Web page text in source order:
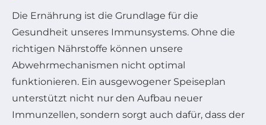
Die Ernährung ist die Grundlage für die
Gesundheit unseres Immunsystems. Ohne die
richtigen Nährstoffe können unsere
Abwehrmechanismen nicht optimal
funktionieren. Ein ausgewogener Speiseplan
unterstützt nicht nur den Aufbau neuer
Immunzellen, sondern sorgt auch dafür, dass der